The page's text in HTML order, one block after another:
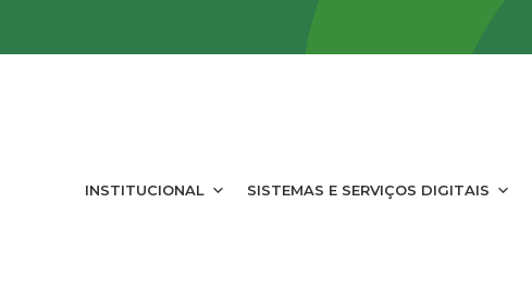
INSTITUCIONAL SISTEMAS E SERVIÇOS DIGITAIS